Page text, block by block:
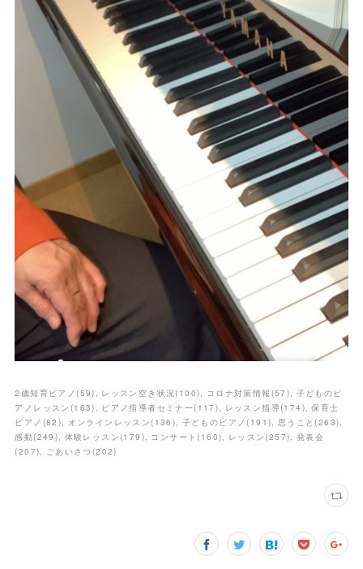
2歳知育ピアノ(59) レッスン空き状況( 100) コロナ対策情報 (57 )
子どものピ
アノレッスン (163) ピアノ指導者セミナー( 117 ) レッスン指導(174 )
保育士
ピアノ (82 ) オンラインレッスン( 136 ) 子どものピアノ( 191) 思うこと(263)
感動(249 ) 体験レッスン(179 ) コンサート( 160) レッスン(257)
発表会
(207) ごあいさつ (202)